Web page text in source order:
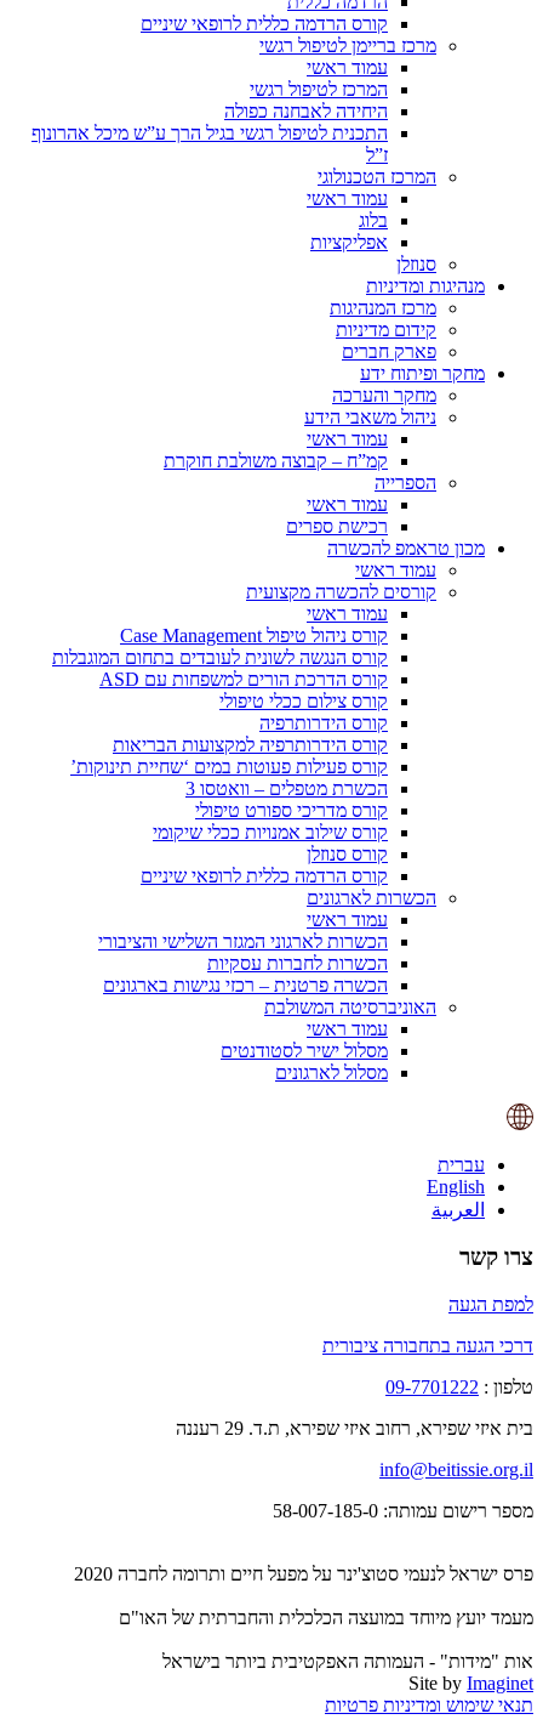
קורס הרדמה כללית לרופאי שיניים
מרכז בריימן לטיפול רגשי
עמוד ראשי
המרכז לטיפול רגשי
היחידה לאבחנה כפולה
התכנית לטיפול רגשי בגיל הרך ע”ש מיכל אהרונוף
ז”ל
המרכז הטכנולוגי
עמוד ראשי
בלוג
אפליקציות
סנוזלן
מנהיגות ומדיניות
מרכז המנהיגות
קידום מדיניות
פארק חברים
מחקר ופיתוח ידע
מחקר והערכה
ניהול משאבי הידע
עמוד ראשי
קמ”ח – קבוצה משולבת חוקרת
הספרייה
עמוד ראשי
רכישת ספרים
מכון טראמפ להכשרה
עמוד ראשי
קורסים להכשרה מקצועית
עמוד ראשי
קורס ניהול טיפול Case Management
קורס הנגשה לשונית לעובדים בתחום המוגבלות
קורס הדרכת הורים למשפחות עם ASD
קורס צילום ככלי טיפולי
קורס הידרותרפיה
קורס הידרותרפיה למקצועות הבריאות
קורס פעילות פעוטות במים ‘שחיית תינוקות’
הכשרת מטפלים – וואטסו 3
קורס מדריכי ספורט טיפולי
קורס שילוב אמנויות ככלי שיקומי
קורס סנוזלן
קורס הרדמה כללית לרופאי שיניים
הכשרות לארגונים
עמוד ראשי
הכשרות לארגוני המגזר השלישי והציבורי
הכשרות לחברות עסקיות
הכשרה פרטנית – רכזי נגישות בארגונים
האוניברסיטה המשולבת
עמוד ראשי
מסלול ישיר לסטודנטים
מסלול לארגונים
עברית
English
العربية
צרו קשר
למפת הגעה
דרכי הגעה בתחבורה ציבורית
טלפון : 09-7701222
בית איזי שפירא, רחוב איזי שפירא, ת.ד. 29 רעננה
info@beitissie.org.il
מספר רישום עמותה: 58-007-185-0
פרס ישראל לנעמי סטוצ'ינר על מפעל חיים ותרומה לחברה 2020
מעמד יועץ מיוחד במועצה הכלכלית והחברתית של האו"ם
אות "מידות" - העמותה האפקטיבית ביותר בישראל
Site by Imaginet
תנאי שימוש ומדיניות פרטיות